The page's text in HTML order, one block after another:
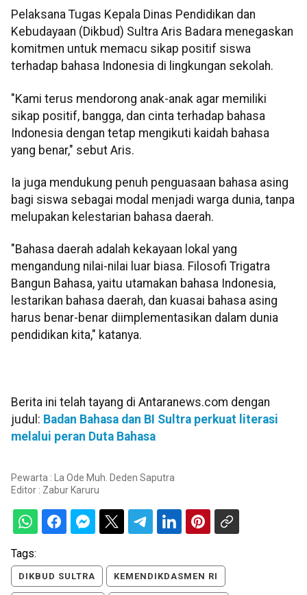
Pelaksana Tugas Kepala Dinas Pendidikan dan
Kebudayaan (Dikbud) Sultra Aris Badara menegaskan
komitmen untuk memacu sikap positif siswa
terhadap bahasa Indonesia di lingkungan sekolah.
"Kami terus mendorong anak-anak agar memiliki
sikap positif, bangga, dan cinta terhadap bahasa
Indonesia dengan tetap mengikuti kaidah bahasa
yang benar," sebut Aris.
Ia juga mendukung penuh penguasaan bahasa asing
bagi siswa sebagai modal menjadi warga dunia, tanpa
melupakan kelestarian bahasa daerah.
"Bahasa daerah adalah kekayaan lokal yang
mengandung nilai-nilai luar biasa. Filosofi Trigatra
Bangun Bahasa, yaitu utamakan bahasa Indonesia,
lestarikan bahasa daerah, dan kuasai bahasa asing
harus benar-benar diimplementasikan dalam dunia
pendidikan kita," katanya.
Berita ini telah tayang di Antaranews.com dengan
judul: Badan Bahasa dan BI Sultra perkuat literasi
melalui peran Duta Bahasa
Pewarta : La Ode Muh. Deden Saputra
Editor : Zabur Karuru
Tags:
DIKBUD SULTRA KEMENDIKDASMEN RI